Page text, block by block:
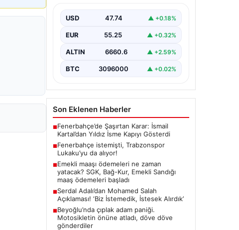
USD 47.74 ▲ +0.18%
EUR 55.25 ▲ +0.32%
ALTIN 6660.6 ▲ +2.59%
BTC 3096000 ▲ +0.02%
Son Eklenen Haberler
■Fenerbahçe’de Şaşırtan Karar: İsmail
Kartal’dan Yıldız İsme Kapıyı Gösterdi
■Fenerbahçe istemişti, Trabzonspor
Lukaku’yu da alıyor!
■Emekli maaşı ödemeleri ne zaman
yatacak? SGK, Bağ-Kur, Emekli Sandığı
maaş ödemeleri başladı
■Serdal Adalı’dan Mohamed Salah
Açıklaması! ‘Biz İstemedik, İstesek Alırdık’
■Beyoğlu’nda çıplak adam paniği.
Motosikletin önüne atladı, döve döve
gönderdiler